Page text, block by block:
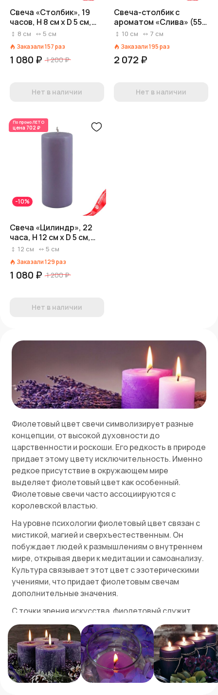
Свеча «Столбик», 19
часов, H 8 см x D 5 см,
фиолетовый
8 см 5 см
Заказали157раз
1 080 ₽ 1 200 ₽
Нет в наличии
Свеча-столбик с
ароматом «Слива» (55
часов), H10xD7см,
10 см 7 см
Заказали195раз
2 072 ₽
Нет в наличии
По промоЛЕТО
цена 702 ₽
-10%
Свеча «Цилиндр», 22
часа, H 12 см x D 5 см,
лавандовый
12 см 5 см
Заказали129раз
1 080 ₽ 1 200 ₽
Нет в наличии
Фиолетовый цвет свечи символизирует разные
концепции, от высокой духовности до
царственности и роскоши. Его редкость в природе
придает этому цвету исключительность. Именно
редкое присутствие в окружающем мире
выделяет фиолетовый цвет как особенный.
Фиолетовые свечи часто ассоциируются с
королевской властью.
На уровне психологии фиолетовый цвет связан с
мистикой, магией и сверхъестественным. Он
побуждает людей к размышлениям о внутреннем
мире, открывая двери к медитации и самоанализу.
Культура связывает этот цвет с эзотерическими
учениями, что придает фиолетовым свечам
дополнительные значения.
С точки зрения искусства, фиолетовый служит
важным инструментом для создания настроения
и эмоционального фона. Он может вызвать как
чувство спокойствия, так и напряжения, в
зависимости от контекста его применения.
Поэтому художники и дизайнеры используют
фиолетовый для передачи сложных идей и